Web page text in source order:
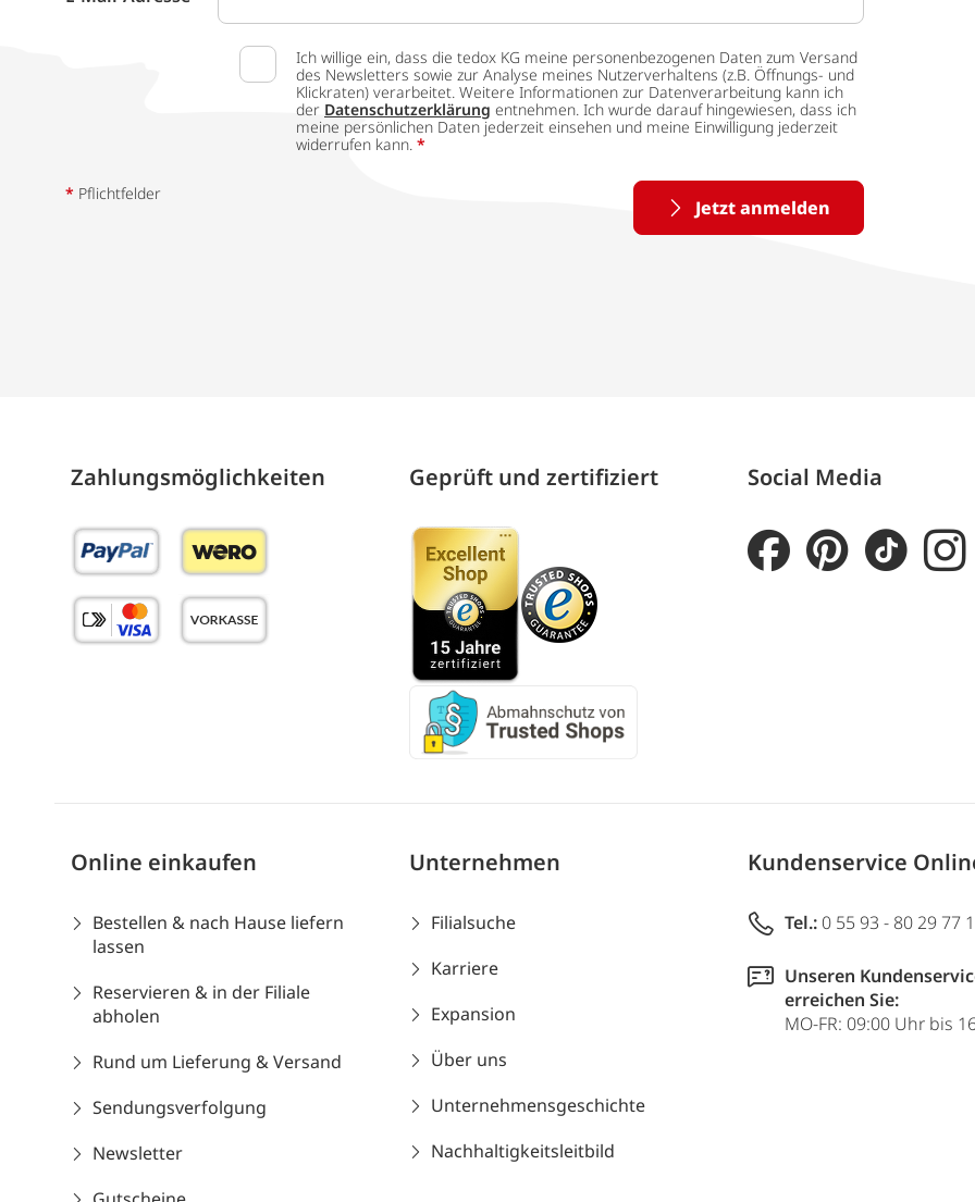
Ich willige ein, dass die tedox KG meine personenbezogenen Daten zum Versand
des Newsletters sowie zur Analyse meines Nutzerverhaltens (z.B. Öffnungs- und
Klickraten) verarbeitet. Weitere Informationen zur Datenverarbeitung kann ich
der Datenschutzerklärung entnehmen. Ich wurde darauf hingewiesen, dass ich
meine persönlichen Daten jederzeit einsehen und meine Einwilligung jederzeit
widerrufen kann. *
Jetzt anmelden
* Pflichtfelder
Zahlungs­möglich­keiten Geprüft und zertifiziert Social Media
Online einkaufen
Bestellen & nach Hause liefern
lassen
Reservieren & in der Filiale
abholen
Rund um Lieferung & Versand
Sendungsverfolgung
Newsletter
Unternehmen
Filialsuche
Karriere
Expansion
Über uns
Unternehmensgeschichte
Nachhaltigkeitsleitbild
Kundenservice
Tel.: 0 55 93 - 80 29 77
Unseren
erreichen Sie:
MO-FR: 09:00 Uhr bis